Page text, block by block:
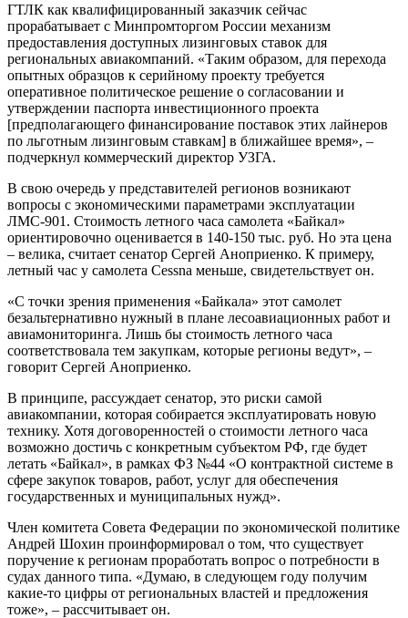
ГТЛК как квалифицированный заказчик сейчас
прорабатывает с Минпромторгом России механизм
предоставления доступных лизинговых ставок для
региональных авиакомпаний. «Таким образом, для перехода
опытных образцов к серийному проекту требуется
оперативное политическое решение о согласовании и
утверждении паспорта инвестиционного проекта
[предполагающего финансирование поставок этих лайнеров
по льготным лизинговым ставкам] в ближайшее время», –
подчеркнул коммерческий директор УЗГА.
В свою очередь у представителей регионов возникают
вопросы с экономическими параметрами эксплуатации
ЛМС-901. Стоимость летного часа самолета «Байкал»
ориентировочно оценивается в 140-150 тыс. руб. Но эта цена
– велика, считает сенатор Сергей Аноприенко. К примеру,
летный час у самолета Cessna меньше, свидетельствует он.
«С точки зрения применения «Байкала» этот самолет
безальтернативно нужный в плане лесоавиационных работ и
авиамониторинга. Лишь бы стоимость летного часа
соответствовала тем закупкам, которые регионы ведут», –
говорит Сергей Аноприенко.
В принципе, рассуждает сенатор, это риски самой
авиакомпании, которая собирается эксплуатировать новую
технику. Хотя договоренностей о стоимости летного часа
возможно достичь с конкретным субъектом РФ, где будет
летать «Байкал», в рамках ФЗ №44 «О контрактной системе в
сфере закупок товаров, работ, услуг для обеспечения
государственных и муниципальных нужд».
Член комитета Совета Федерации по экономической политике
Андрей Шохин проинформировал о том, что существует
поручение к регионам проработать вопрос о потребности в
судах данного типа. «Думаю, в следующем году получим
какие-то цифры от региональных властей и предложения
тоже», – рассчитывает он.